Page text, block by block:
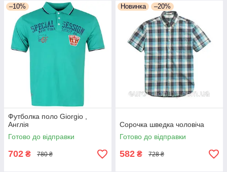
–10%
Футболка поло Giorgio ,
Англія
Готово до відправки
702 ₴ 780 ₴
Новинка –20%
Сорочка шведка чоловіча
Готово до відправки
582 ₴ 728 ₴